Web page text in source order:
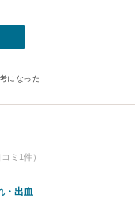
になった
ミ1件）
・出血